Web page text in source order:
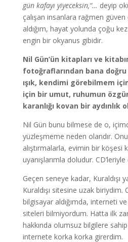
gün kafayı yiyeceksin,“… deyip
çalışan insanlara rağmen
aldığım, hayat yolunda çoğu kez
engin bir okyanus gibidir.
Nil Gün’ün kitapları ve
fotoğraflarından bana doğru
ışık, kendimi görebilmem
için bir umut, ruhumun
karanlığı kovan bir aydınlık
Nil Gün bunu bilmese de o,
yüzleşmeme neden olandır.
alıştırmalarla, evimin bir köşesi
uyanışlarımla doludur.
Geçen seneye kadar, Kuraldışı
Kuraldışı sitesine uzak
bilgisayar aldığımda, interneti
siteleri bilmiyordum. Hatta ilk
hakkında olumsuz bilgilere
internete korka korka girerdim.